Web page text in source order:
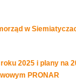
w
2025 i plany na
PRONAR